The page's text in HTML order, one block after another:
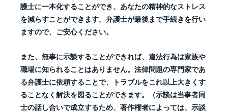
護士に一本化することができ、あなたの精神的なストレス
を減らすことができます。弁護士が最後まで手続きを行い
ますので、ご安心ください。
また、無事に示談することができれば、違法行為は家族や
職場に知られることはありません。法律問題の専門家であ
る弁護士に依頼することで、トラブルをこれ以上大きくす
ることなく解決を図ることができます。（示談は当事者同
士の話し合いで成立するため、著作権者によっては、示談